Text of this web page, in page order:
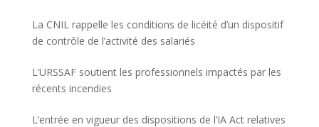
La CNIL rappelle les conditions de licéité d’un dispositif
de contrôle de l’activité des salariés
L’URSSAF soutient les professionnels impactés par les
récents incendies
L’entrée en vigueur des dispositions de l’IA Act relatives